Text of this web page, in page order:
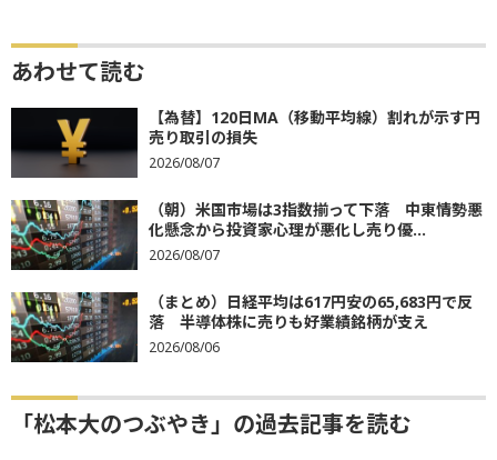
あわせて読む
【為替】120日MA（移動平均線）割れが示す円
売り取引の損失
2026/08/07
（朝）米国市場は3指数揃って下落 中東情勢悪
化懸念から投資家心理が悪化し売り優...
2026/08/07
（まとめ）日経平均は617円安の65,683円で反
落 半導体株に売りも好業績銘柄が支え
2026/08/06
「松本大のつぶやき」の過去記事を読む